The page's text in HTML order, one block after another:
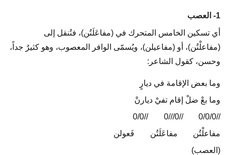
1- العصب
أي تسكين الخامس المتحرك في (مفاعَلَتُن)، فتُنقل إلى
(مفاعلْتُن)، أو (مفاعيلن)، ويُسمّى الوافر المعصوب، وهو كثيرٌ جداً،
وحسن، كقول الشاعر:
وما بعض الإقامة في ديارٍ
وما بعْ ضلْ إقام تفيْ ديارنْ
//0/0/0
//0///0
//0/0
مفاعلْتُن
مفاعَلَتُن
فَعولن
(العصب)